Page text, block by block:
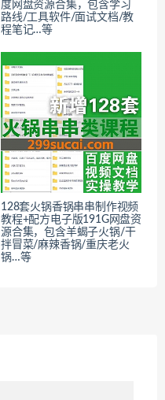
度网盘资源合集，包含学习
路线/工具软件/面试文档/教
程笔记…等
128套火锅香锅串串制作视频
教程+配方电子版191G网盘资
源合集，包含羊蝎子火锅/干
拌冒菜/麻辣香锅/重庆老火
锅…等